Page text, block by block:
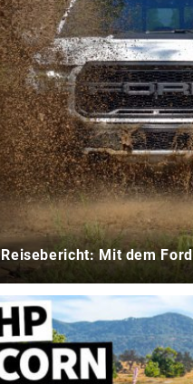
Reisebericht: Mit dem